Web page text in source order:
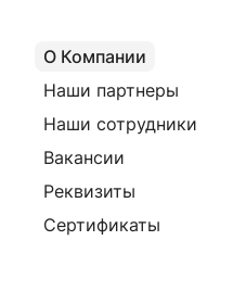
О Компании
Наши партнеры
Наши сотрудники
Вакансии
Реквизиты
Сертификаты